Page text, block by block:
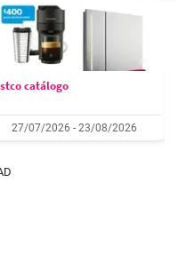
catálogo
27/07/2026 - 23/08/2026